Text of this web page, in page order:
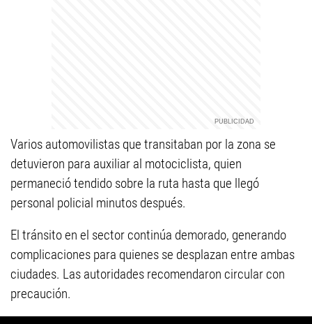
Varios automovilistas que transitaban por la zona se
detuvieron para auxiliar al motociclista, quien
permaneció tendido sobre la ruta hasta que llegó
personal policial minutos después.
El tránsito en el sector continúa demorado, generando
complicaciones para quienes se desplazan entre ambas
ciudades. Las autoridades recomendaron circular con
precaución.